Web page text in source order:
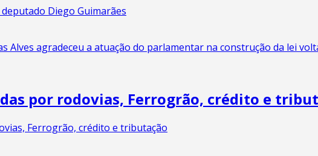
Alves agradeceu a atuação do parlamentar na construção da lei
por rodovias, Ferrogrão, crédito e